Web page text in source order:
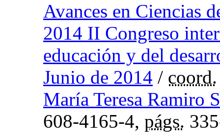
Avances en Ciencias
2014 II Congreso
educación y del
Junio de 2014 / coord.
María Teresa Ramiro
608-4165-4, págs.